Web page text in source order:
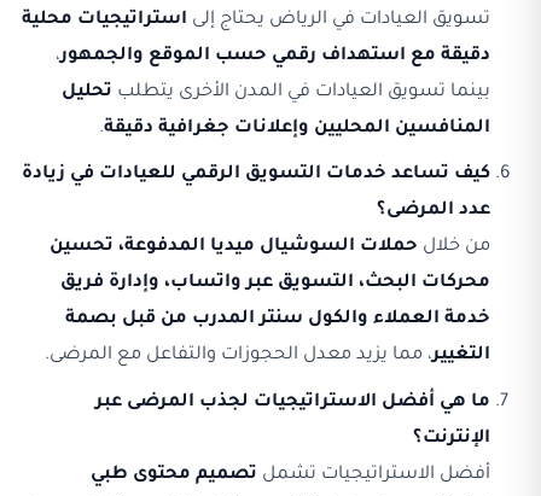
تسويق العيادات في الرياض يحتاج إلىاستراتيجيات محلية
دقيقة مع استهداف رقمي حسب الموقع والجمهور،
بينما تسويق العيادات في المدن الأخرى يتطلبتحليل
المنافسين المحليين وإعلانات جغرافية دقيقة.
كيف تساعد خدمات التسويق الرقمي للعيادات في زيادة
عدد المرضى؟
من خلالحملات السوشيال ميديا المدفوعة، تحسين
محركات البحث، التسويق عبر واتساب، وإدارة فريق
خدمة العملاء والكول سنتر المدرب من قبل بصمة
التغيير، مما يزيد معدل الحجوزات والتفاعل مع المرضى.
ما هي أفضل الاستراتيجيات لجذب المرضى عبر
الإنترنت؟
أفضل الاستراتيجيات تشملتصميم محتوى طبي